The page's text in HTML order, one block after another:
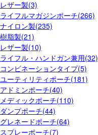
レザー製(3)
ライフルマガジンポーチ(266)
ナイロン製(235)
樹脂製(21)
レザー製(10)
ライフル・ハンドガン兼用(32)
コンビネーションタイプ(5)
ユーティリティポーチ(181)
アドミンポーチ(40)
メディックポーチ(110)
ダンプポーチ(44)
グレネードポーチ(64)
スプレーポーチ(7)